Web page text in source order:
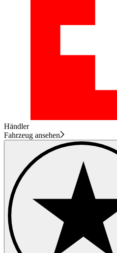
Händler
Fahrzeug ansehen